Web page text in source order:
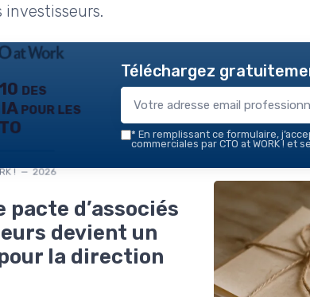
des
pour les
! — 2026
Téléchargez
* En remplissant ce formulaire,
commerciales par CTO at WORK ! et
pacte d’associés
devient un
la direction